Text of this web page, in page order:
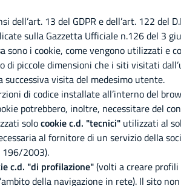
dell’art. 13 del GDPR e dell’art. 122
sulla Gazzetta Ufficiale n.126 del 3
sono i cookie, come vengono utilizzati e
di piccole dimensioni che i siti visitati
visita del medesimo utente.
di codice installate all’interno del
potrebbero, inoltre, necessitare del
solocookie c.d. "tecnici" utilizzati al
al fornitore di un servizio della
196/2003).
c.d. "di profilazione"(volti a creare
della navigazione in rete). Il sito